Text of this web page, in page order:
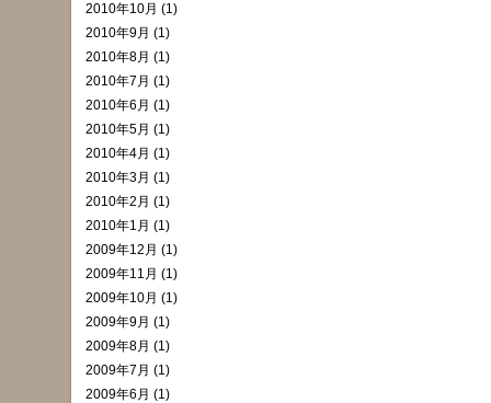
2010年10月 (1)
2010年9月 (1)
2010年8月 (1)
2010年7月 (1)
2010年6月 (1)
2010年5月 (1)
2010年4月 (1)
2010年3月 (1)
2010年2月 (1)
2010年1月 (1)
2009年12月 (1)
2009年11月 (1)
2009年10月 (1)
2009年9月 (1)
2009年8月 (1)
2009年7月 (1)
2009年6月 (1)